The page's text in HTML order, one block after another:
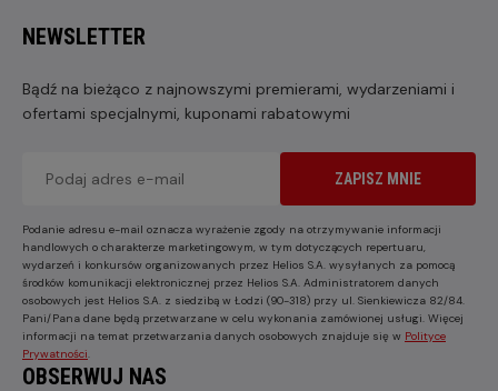
NEWSLETTER
Bądź na bieżąco z najnowszymi premierami, wydarzeniami i
ofertami specjalnymi, kuponami rabatowymi
ZAPISZ MNIE
Podanie adresu e-mail oznacza wyrażenie zgody na otrzymywanie informacji
handlowych o charakterze marketingowym, w tym dotyczących repertuaru,
wydarzeń i konkursów organizowanych przez Helios S.A. wysyłanych za pomocą
środków komunikacji elektronicznej przez Helios S.A. Administratorem danych
osobowych jest Helios S.A. z siedzibą w Łodzi (90-318) przy ul. Sienkiewicza 82/84.
Pani/Pana dane będą przetwarzane w celu wykonania zamówionej usługi. Więcej
informacji na temat przetwarzania danych osobowych znajduje się w Polityce
Prywatności
OBSERWUJ NAS